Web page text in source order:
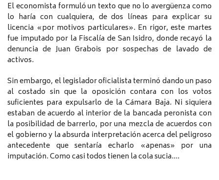
El economista formuló un texto que no lo avergüenza como
lo haría con cualquiera, de dos líneas para explicar su
licencia «por motivos particulares». En rigor, este martes
fue imputado por la Fiscalía de San Isidro, donde recayó la
denuncia de Juan Grabois por sospechas de lavado de
activos.
Sin embargo, el legislador oficialista terminó dando un paso
al costado sin que la oposición contara con los votos
suficientes para expulsarlo de la Cámara Baja. Ni siquiera
estaban de acuerdo al interior de la bancada peronista con
la posibilidad de barrerlo, por una mezcla de acuerdos con
el gobierno y la absurda interpretación acerca del peligroso
antecedente que sentaría echarlo «apenas» por una
imputación. Como casi todos tienen la cola sucia….